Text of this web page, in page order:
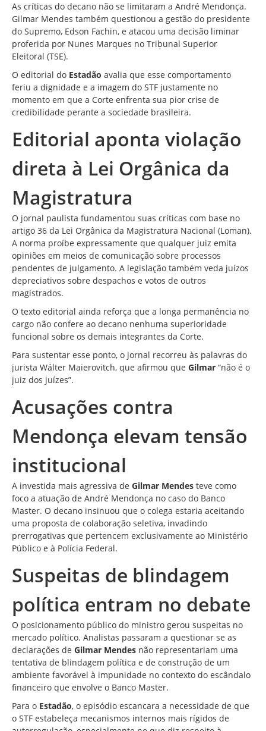
As críticas do decano não se limitaram a André Mendonça.
Gilmar Mendes também questionou a gestão do presidente
do Supremo, Edson Fachin, e atacou uma decisão liminar
proferida por Nunes Marques no Tribunal Superior
Eleitoral (TSE).
O editorial do Estadão avalia que esse comportamento
feriu a dignidade e a imagem do STF justamente no
momento em que a Corte enfrenta sua pior crise de
credibilidade perante a sociedade brasileira.
Editorial aponta violação
direta à Lei Orgânica da
Magistratura
O jornal paulista fundamentou suas críticas com base no
artigo 36 da Lei Orgânica da Magistratura Nacional (Loman).
A norma proíbe expressamente que qualquer juiz emita
opiniões em meios de comunicação sobre processos
pendentes de julgamento. A legislação também veda juízos
depreciativos sobre despachos e votos de outros
magistrados.
O texto editorial ainda reforça que a longa permanência no
cargo não confere ao decano nenhuma superioridade
funcional sobre os demais integrantes da Corte.
Para sustentar esse ponto, o jornal recorreu às palavras do
jurista Wálter Maierovitch, que afirmou que Gilmar “não é o
juiz dos juízes”.
Acusações contra
Mendonça elevam tensão
institucional
A investida mais agressiva de Gilmar Mendes teve como
foco a atuação de André Mendonça no caso do Banco
Master. O decano insinuou que o colega estaria aceitando
uma proposta de colaboração seletiva, invadindo
prerrogativas que pertencem exclusivamente ao Ministério
Público e à Polícia Federal.
Suspeitas de blindagem
política entram no debate
O posicionamento público do ministro gerou suspeitas no
mercado político. Analistas passaram a questionar se as
declarações de Gilmar Mendes não representariam uma
tentativa de blindagem política e de construção de um
ambiente favorável à impunidade no contexto do escândalo
financeiro que envolve o Banco Master.
Para o Estadão, o episódio escancara a necessidade de que
o STF estabeleça mecanismos internos mais rígidos de